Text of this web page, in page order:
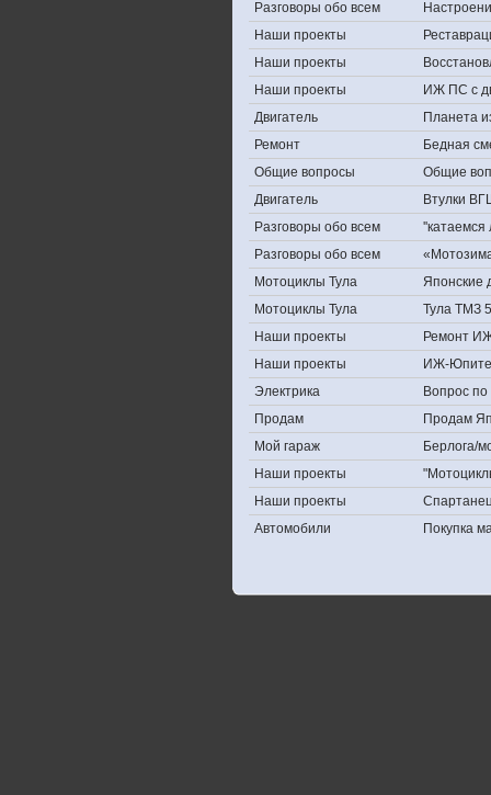
Разговоры обо всем
Наши проекты
Наши проекты
Наши проекты
ИЖ ПС с
Двигатель
Планета
Ремонт
Бедная
Общие вопросы
Общие
Двигатель
Втулки
Разговоры обо всем
Разговоры обо всем
Мотоциклы Тула
Японские
Мотоциклы Тула
Тула ТМЗ
Наши проекты
Ремонт
Наши проекты
ИЖ-
Электрика
Вопрос по
Продам
Продам
Мой гараж
Берлога/
Наши проекты
Наши проекты
Автомобили
Покупка